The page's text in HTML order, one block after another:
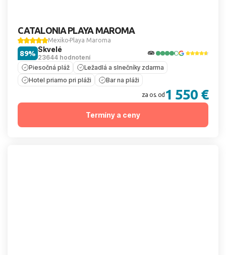
CATALONIA PLAYA MAROMA
Mexiko Playa Maroma
Skvelé
23644 hodnotení
89%
Piesočná pláž
Ležadlá a slnečníky zdarma
Hotel priamo pri pláži
Bar na pláži
za os. od 1 550 €
Termíny a ceny